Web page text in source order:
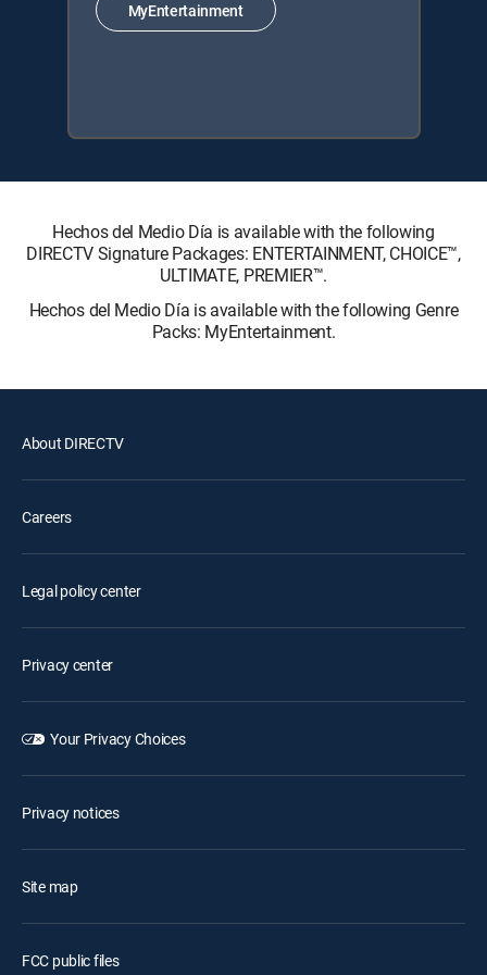
MyEntertainment
Hechos del Medio Día is available with the following
DIRECTV Signature Packages: ENTERTAINMENT, CHOICE™,
ULTIMATE, PREMIER™.
Hechos del Medio Día is available with the following Genre
Packs: MyEntertainment.
About DIRECTV
Careers
Legal policy center
Privacy center
Your Privacy Choices
Privacy notices
Site map
FCC public files